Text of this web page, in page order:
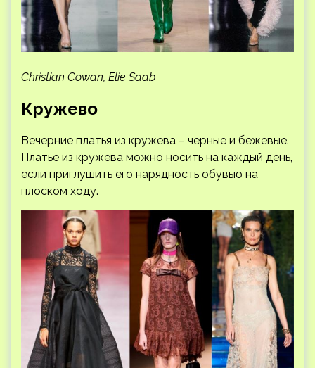
Christian Cowan, Elie Saab
Кружево
Вечерние платья из кружева – черные и бежевые.
Платье из кружева можно носить на каждый день,
если приглушить его нарядность обувью на
плоском ходу.